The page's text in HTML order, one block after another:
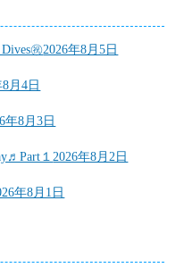
㊗2026年8月5日
月4日
年8月3日
１ 2026年8月2日
年8月1日